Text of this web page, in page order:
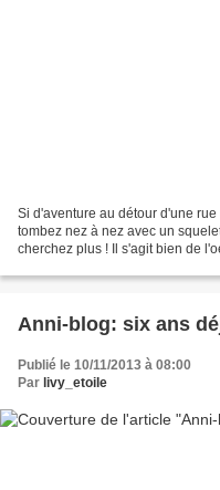
Si d'aventure au détour d'une
tombez nez à nez avec un
cherchez plus ! Il s'agit bien de
Anni-blog: six ans
Publié le 10/11/2013 à 08:00
Par livy_etoile